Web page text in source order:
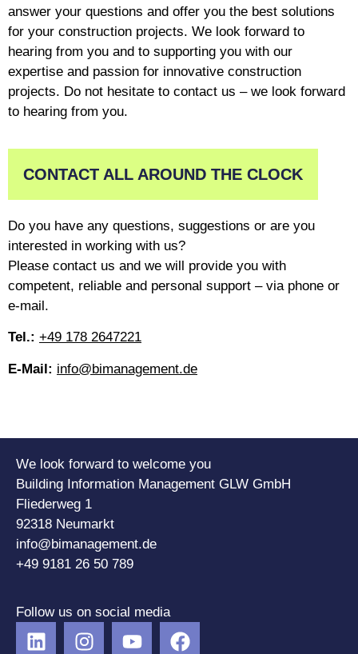
answer your questions and offer you the best solutions
for your construction projects. We look forward to
hearing from you and to supporting you with our
expertise and passion for innovative construction
projects. Do not hesitate to contact us – we look forward
to hearing from you.
CONTACT ALL AROUND THE CLOCK
Do you have any questions, suggestions or are you
interested in working with us?
Please contact us and we will provide you with
competent, reliable and personal support – via phone or
e-mail.
Tel.: +49 178 2647221
E-Mail: info@bimanagement.de
We look forward to welcome you
Building Information Management GLW GmbH
Fliederweg 1
92318 Neumarkt
info@bimanagement.de
+49 9181 26 50 789
Follow us on social media